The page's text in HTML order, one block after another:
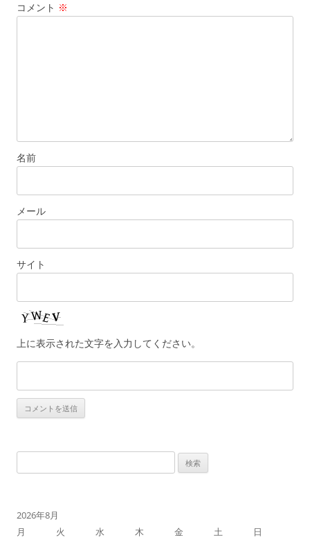
ョ
コメント ※
名前
メール
サイト
上に表示された文字を入力してください。
索:
2026年8月
月
火 水 木 金 土 日